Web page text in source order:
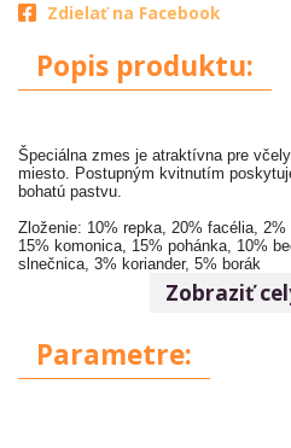
Zdielať na Facebook
Popis produktu:
Špeciálna zmes je atraktívna pre
miesto. Postupným kvitnutím
bohatú pastvu.
Zloženie: 10% repka, 20% facélia,
15% komonica, 15% pohánka, 10%
slnečnica, 3% koriander, 5% borák
Zobraziť
Parametre: